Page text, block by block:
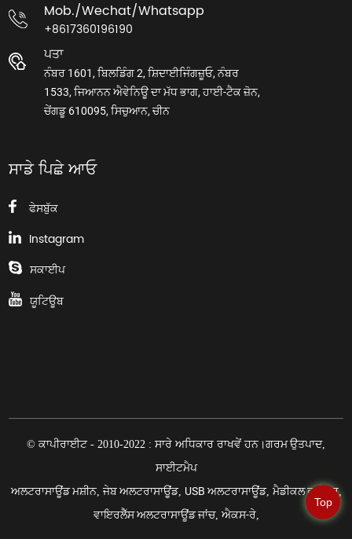
Mob./wechat/whatsapp
+8617360196190
ਪਤਾ
ਨੰਬਰ 1601, ਬਿਲਡਿੰਗ 2, ਸ਼ਿਦਾਈਜਿੰਗਜ਼ੂਓ, ਨੰਬਰ
1533, ਜਿਆਨਨ ਐਵੇਨਿਊ ਦਾ ਮੱਧ ਭਾਗ, ਹਾਈ-ਟੈਕ ਜ਼ੋਨ,
ਚੇਂਗਡੂ 610095, ਸਿਚੁਆਨ, ਚੀਨ
ਸਾਡੇ ਪਿਛੇ ਆਓ
ਫੇਸਬੁੱਕ
Instagram
ਸਕਾਈਪ
ਯੂਟਿਊਬ
© ਕਾਪੀਰਾਈਟ - 2010-2022 : ਸਾਰੇ ਅਧਿਕਾਰ ਰਾਖਵੇਂ ਹਨ।ਗਰਮ ਉਤਪਾਦ,
ਸਾਈਟਮੈਪ
ਅਲਟਰਾਸਾਊਂਡ ਮਸ਼ੀਨ,ਜੇਬ ਅਲਟਰਾਸਾਊਂਡ, USB ਅਲਟਰਾਸਾਊਂਡ, ਮੈਡੀਕਲ ਫਰੀਜ਼ਰ,
ਵਾਇਰਲੈੱਸ ਅਲਟਰਾਸਾਊਂਡ ਜਾਂਚ, ਐਕਸ-ਰੇ,
Top